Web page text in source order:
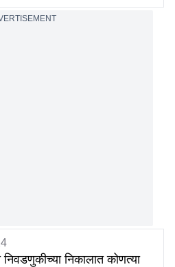
निकालात कोणत्या